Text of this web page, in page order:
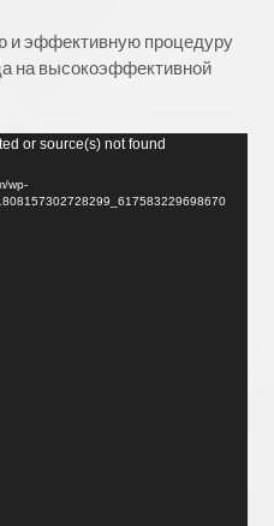
и эффективную процедуру
на высокоэффективной
or source(s) not found
wp-